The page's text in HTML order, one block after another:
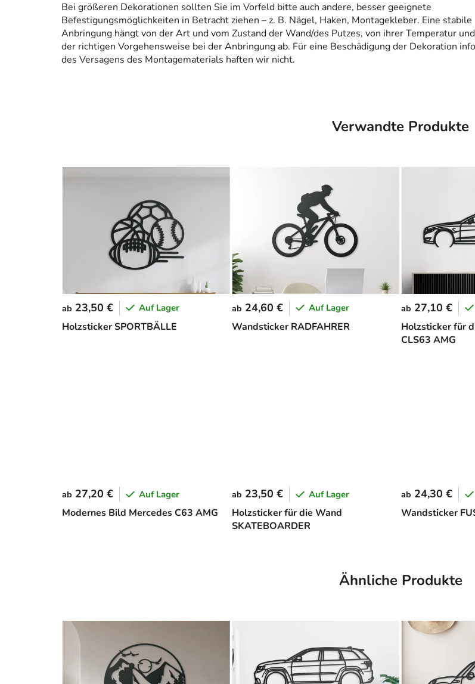
Bei größeren Dekorationen sollten Sie im Vorfeld bitte auch andere, besser geeignete
Befestigungsmöglichkeiten in Betracht ziehen – z. B. Nägel, Haken, Montagekleber. Eine stabile
Anbringung hängt von der Art und vom Zustand der Wand/des Putzes, von ihrer Temperatur und
der richtigen Vorgehensweise bei der Anbringung ab. Für eine Beschädigung der Dekoration
des Versagens des Montagematerials haften wir nicht.
Verwandte Produkte
Holzsticker SPORTBÄLLE
ab 23,50 € Auf Lager
Wandsticker RADFAHRER
ab 24,60 € Auf Lager
Holzsticker für
CLS63 AMG
ab 27,10 €
Modernes Bild Mercedes C63 AMG
ab 27,20 € Auf Lager
Holzsticker für die Wand
SKATEBOARDER
ab 23,50 € Auf Lager
Wandsticker
ab 24,30 €
Ähnliche Produkte